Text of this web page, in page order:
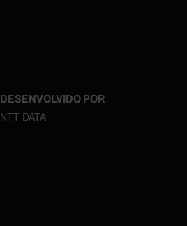
DESENVOLVIDO POR
NTT DATA